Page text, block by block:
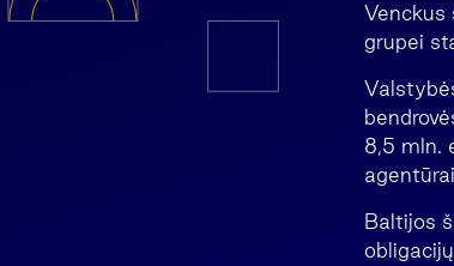
Venckus
grupei
8,5 mln.
Baltijos